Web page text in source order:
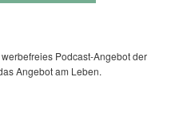
Podcast-Angebot der
Angebot am Leben.